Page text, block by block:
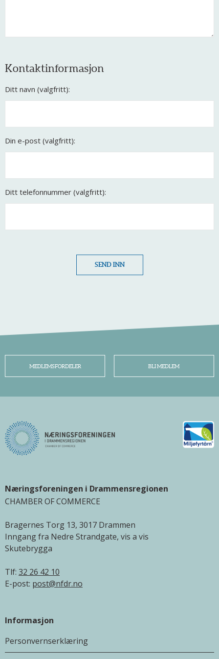
Kontaktinformasjon
Ditt navn (valgfritt):
Din e-post (valgfritt):
Ditt telefonnummer (valgfritt):
SEND INN
MEDLEMSFORDELER BLI MEDLEM
Næringsforeningen i Drammensregionen
CHAMBER OF COMMERCE
Bragernes Torg 13, 3017 Drammen
Inngang fra Nedre Strandgate, vis a vis
Skutebrygga
Tlf: 32 26 42 10
E-post: post@nfdr.no
Informasjon
Personvernserklæring